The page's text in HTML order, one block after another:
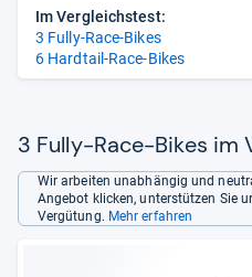
Im Vergleichstest:
3 Fully-Race-Bikes
6 Hardtail-Race-Bikes
3 Fully-Race-Bikes im
Wir arbeiten unabhängig und
Angebot klicken, unterstützen Sie
Vergütung. Mehr erfahren